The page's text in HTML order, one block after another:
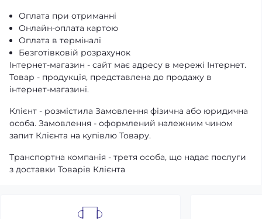
Оплата при отриманні
Онлайн-оплата картою
Оплата в терміналі
Безготівковій розрахунок
Інтернет-магазин - сайт має адресу в мережі Інтернет.
Товар - продукція, представлена ​​до продажу в
інтернет-магазині.
Клієнт - розмістила Замовлення фізична або юридична
особа. Замовлення - оформлений належним чином
запит Клієнта на купівлю Товару.
Транспортна компанія - третя особа, що надає послуги
з доставки Товарів Клієнта